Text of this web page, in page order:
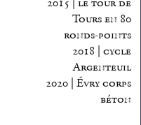
2015 | le tour de
Tours en 80
ronds-points
2018 | cycle
Argenteuil
2020 | Évry corps
béton